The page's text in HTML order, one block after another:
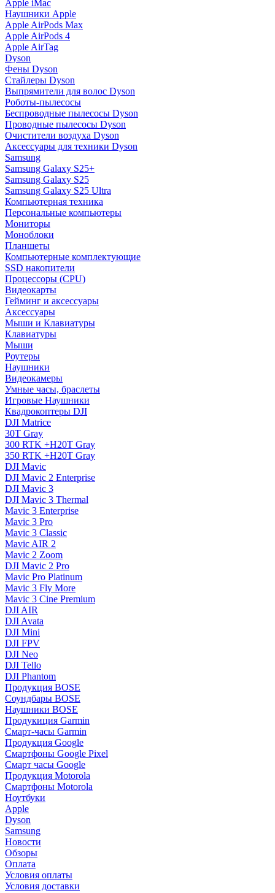
Apple iMac
Наушники Apple
Apple AirPods Max
Apple AirPods 4
Apple AirTag
Dyson
Фены Dyson
Стайлеры Dyson
Выпрямители для волос Dyson
Роботы-пылесосы
Беспроводные пылесосы Dyson
Проводные пылесосы Dyson
Очистители воздуха Dyson
Аксессуары для техники Dyson
Samsung
Samsung Galaxy S25+
Samsung Galaxy S25
Samsung Galaxy S25 Ultra
Компьютерная техника
Персональные компьютеры
Мониторы
Моноблоки
Планшеты
Компьютерные комплектующие
SSD накопители
Процессоры (CPU)
Видеокарты
Гейминг и аксессуары
Аксессуары
Мыши и Клавиатуры
Клавиатуры
Мыши
Роутеры
Наушники
Видеокамеры
Умные часы, браслеты
Игровые Наушники
Квадрокоптеры DJI
DJI Matrice
30T Gray
300 RTK +H20T Gray
350 RTK +H20T Gray
DJI Mavic
DJI Mavic 2 Enterprise
DJI Mavic 3
DJI Mavic 3 Thermal
Mavic 3 Enterprise
Mavic 3 Pro
Mavic 3 Сlassic
Mavic AIR 2
Mavic 2 Zoom
DJI Mavic 2 Pro
Mavic Pro Platinum
Mavic 3 Fly More
Mavic 3 Cine Premium
DJI AIR
DJI Avata
DJI Mini
DJI FPV
DJI Neo
DJI Tello
DJI Phantom
Продукция BOSE
Соундбары BOSE
Наушники BOSE
Продукиция Garmin
Смарт-часы Garmin
Продукция Google
Смартфоны Google Pixel
Смарт часы Google
Продукция Motorola
Смартфоны Motorola
Ноутбуки
Apple
Dyson
Samsung
Новости
Обзоры
Оплата
Условия оплаты
Условия доставки